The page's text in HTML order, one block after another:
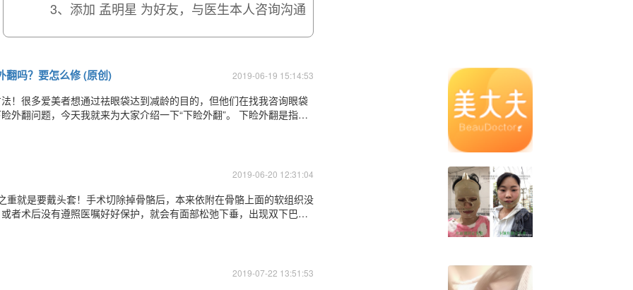
3、添加 孟明星 为好友，与医生本人咨询沟通
翻吗？要怎么修 (原创) 2019-06-19 15:14:53
！很多爱美者想通过祛眼袋达到减龄的目的，但他们在找我咨询眼袋
，今天我就来为大家介绍一下“下睑外翻”。 下睑外翻是指以
2019-06-20 12:31:04
就是要戴头套！手术切除掉骨骼后，本来依附在骨骼上面的软组织没
者术后没有遵照医嘱好好保护，就会有面部松弛下垂，出现双下巴的
2019-07-22 13:51:53